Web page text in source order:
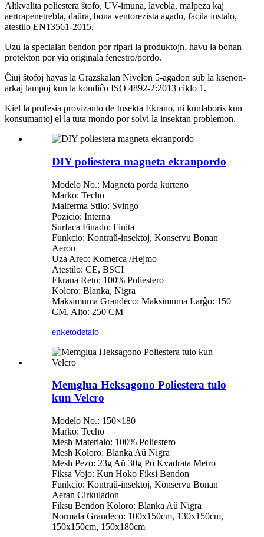
Altkvalita poliestera ŝtofo, UV-imuna, lavebla, malpeza kaj
aertrapenetrebla, daŭra, bona ventorezista agado, facila instalo,
atestilo EN13561-2015.
Uzu la specialan bendon por ripari la produktojn, havu la bonan
protekton por via originala fenestro/pordo.
Ĉiuj ŝtofoj havas la Grazskalan Nivelon 5-agadon sub la ksenon-
arkaj lampoj kun la kondiĉo ISO 4892-2:2013 ciklo 1.
Kiel la profesia provizanto de Insekta Ekrano, ni kunlaboris kun
konsumantoj el la tuta mondo por solvi la insektan problemon.
DIY poliestera magneta ekranpordo
Modelo No.: Magneta porda kurteno
Marko: Techo
Malferma Stilo: Svingo
Pozicio: Interna
Surfaca Finado: Finita
Funkcio: Kontraŭ-insektoj, Konservu Bonan
Aeron
Uza Areo: Komerca /Hejmo
Atestilo: CE, BSCI
Ekrana Reto: 100% Poliestero
Koloro: Blanka, Nigra
Maksimuma Grandeco: Maksimuma Larĝo: 150
CM, Alto: 250 CM
enketodetalo
Memglua Heksagono Poliestera tulo
kun Velcro
Modelo No.: 150×180
Marko: Techo
Mesh Materialo: 100% Poliestero
Mesh Koloro: Blanka Aŭ Nigra
Mesh Pezo: 23g Aŭ 30g Po Kvadrata Metro
Fiksa Vojo: Kun Hoko Fiksi Bendon
Funkcio: Kontraŭ-insektoj, Konservu Bonan
Aeran Cirkuladon
Fiksu Bendon Koloro: Blanka Aŭ Nigra
Normala Grandeco: 100x150cm, 130x150cm,
150x150cm, 150x180cm